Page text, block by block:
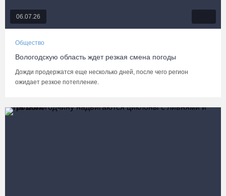
06.07.26
Общество
Вологодскую область ждет резкая смена погоды
Дожди продержатся еще несколько дней, после чего регион
ожидает резкое потепление.